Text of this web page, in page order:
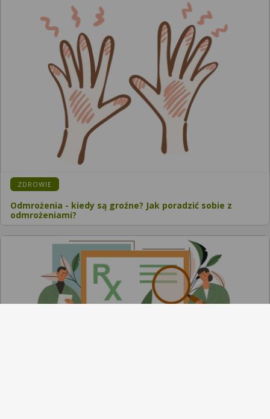
ZDROWIE
Odmrożenia - kiedy są groźne? Jak poradzić sobie z
odmrożeniami?